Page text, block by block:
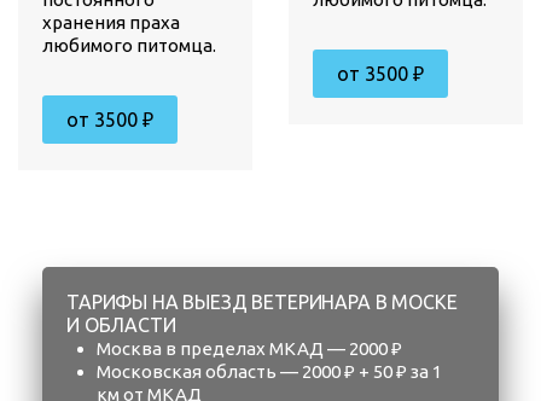
хранения праха
любимого питомца.
от 3500 ₽
от 3500 ₽
ТАРИФЫ НА ВЫЕЗД ВЕТЕРИНАРА В МОСКЕ
И ОБЛАСТИ
Москва в пределах МКАД — 2000 ₽
Московская область — 2000 ₽ + 50 ₽ за 1
км от МКАД